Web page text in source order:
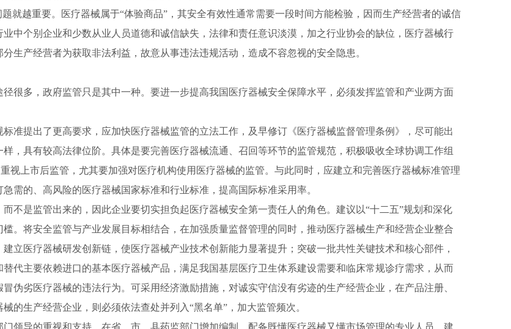
越重要。医疗器械属于“体验商品”，其安全有效性通常需要一段时间方能检验，因而生产经营者的诚信
中个别企业和少数从业人员道德和诚信缺失，法律和责任意识淡漠，加之行业协会的缺位，医疗器械行
生产经营者为获取非法利益，故意从事违法违规活动，造成不容忽视的安全隐患。
多，政府监管只是其中一种。要进一步提高我国医疗器械安全保障水平，必须发挥监管和产业两方面
提出了更高要求，应加快医疗器械监管的立法工作，及早修订《医疗器械监督管理条例》，尽可能出
，具有较高法律位阶。具体是要完善医疗器械流通、召回等环节的监管规范，积极吸收全球协调工作组
视上市后监管，尤其要加强对医疗机构使用医疗器械的监管。与此同时，应建立和完善医疗器械标准管理
需的、高风险的医疗器械国家标准和行业标准，提高国际标准采用率。
是监管出来的，因此企业要切实担负起医疗器械安全第一责任人的角色。建议以“十二五”规划和深化
。将安全监管与产业发展目标相结合，在加强质量监督管理的同时，推动医疗器械生产和经营企业整合
立医疗器械研发创新链，使医疗器械产业技术创新能力显著提升；突破一批共性关键技术和核心部件，
代主要依赖进口的基本医疗器械产品，满足我国基层医疗卫生体系建设需要和临床常规诊疗需求，从而
伪劣医疗器械的违法行为。可采用经济激励措施，对诚实守信没有劣迹的生产经营企业，在产品注册、
的生产经营企业，则必须依法查处并列入“黑名单”，加大监管频次。
导的重视和支持，在省、市、县药监部门增加编制，配备既懂医疗器械又懂市场管理的专业人员，建